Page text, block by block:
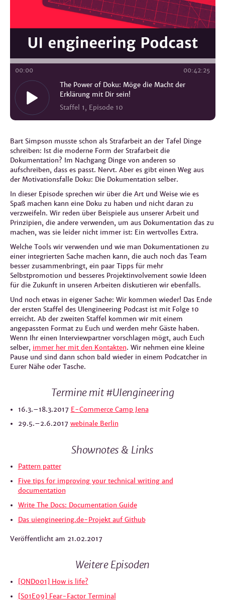
00:00 00:42:25
The Power of Doku: Möge die Macht der
Erklärung mit Dir sein!
Staffel 1, Episode 10
Bart Simpson musste schon als Strafarbeit an der Tafel Dinge
schreiben: Ist die moderne Form der Strafarbeit die
Dokumentation? Im Nachgang Dinge von anderen so
aufschreiben, dass es passt. Nervt. Aber es gibt einen Weg aus
der Motivationsfalle Doku: Die Dokumentation selber.
In dieser Episode sprechen wir über die Art und Weise wie es
Spaß machen kann eine Doku zu haben und nicht daran zu
verzweifeln. Wir reden über Beispiele aus unserer Arbeit und
Prinzipien, die andere verwenden, um aus Dokumentation das zu
machen, was sie leider nicht immer ist: Ein wertvolles Extra.
Welche Tools wir verwenden und wie man Dokumentationen zu
einer integrierten Sache machen kann, die auch noch das Team
besser zusammenbringt, ein paar Tipps für mehr
Selbstpromotion und besseres Projektinvolvement sowie Ideen
für die Zukunft in unseren Arbeiten diskutieren wir ebenfalls.
Und noch etwas in eigener Sache: Wir kommen wieder! Das Ende
der ersten Staffel des UIengineering Podcast ist mit Folge 10
erreicht. Ab der zweiten Staffel kommen wir mit einem
angepassten Format zu Euch und werden mehr Gäste haben.
Wenn Ihr einen Interviewpartner vorschlagen mögt, auch Euch
selber, immer her mit den Kontakten. Wir nehmen eine kleine
Pause und sind dann schon bald wieder in einem Podcatcher in
Eurer Nähe oder Tasche.
Termine mit #UIengineering
16.3.–18.3.2017 E-Commerce Camp Jena
29.5.–2.6.2017 webinale Berlin
Shownotes & Links
Pattern patter
Five tips for improving your technical writing and
documentation
Write The Docs: Documentation Guide
Das uiengineering.de-Projekt auf Github
Veröffentlicht am 21.02.2017
Weitere Episoden
[QND001] How is life?
[S01E09] Fear-Factor Terminal